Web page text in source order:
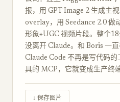
报，用 GPT Image 2 生成主
overlay，用 Seedance 2.0 做
形象+UGC 视频片段。整个
没离开 Claude。和 Boris 一直
Claude Code 不再是写代码
具的 MCP，它就变成生产终端
↓ 保存图片